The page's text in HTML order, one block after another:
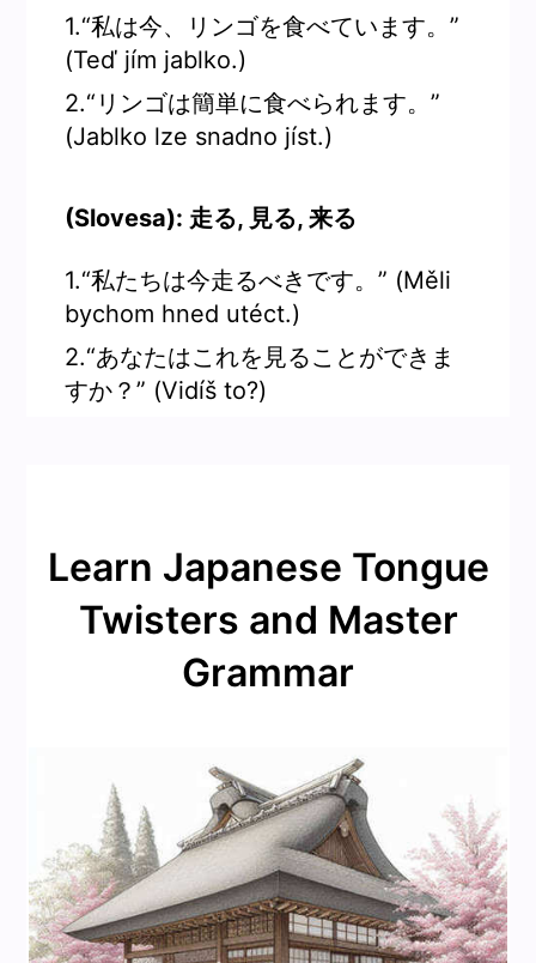
1.“私は今、リンゴを食べています。”
(Teď jím jablko.)
2.“リンゴは簡単に食べられます。”
(Jablko lze snadno jíst.)
(Slovesa): 走る, 見る, 来る
1.“私たちは今走るべきです。” (Měli
bychom hned utéct.)
2.“あなたはこれを見ることができま
すか？” (Vidíš to?)
Learn Japanese Tongue
Twisters and Master
Grammar